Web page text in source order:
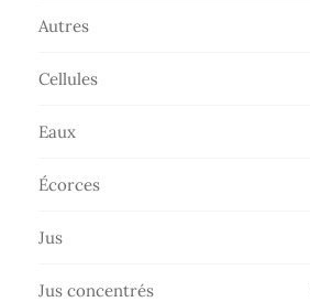
Autres
Cellules
Eaux
Écorces
Jus
Jus concentrés